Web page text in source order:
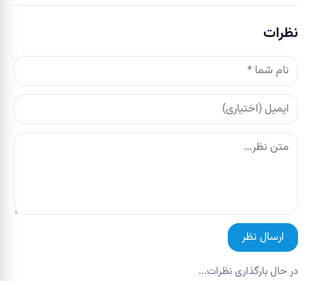
نظرات
ارسال نظر
در حال بارگذاری نظرات...